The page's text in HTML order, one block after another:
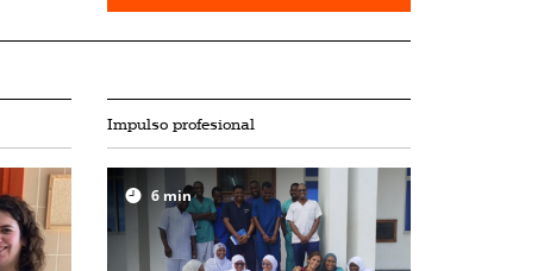
Impulso profesional
6 min